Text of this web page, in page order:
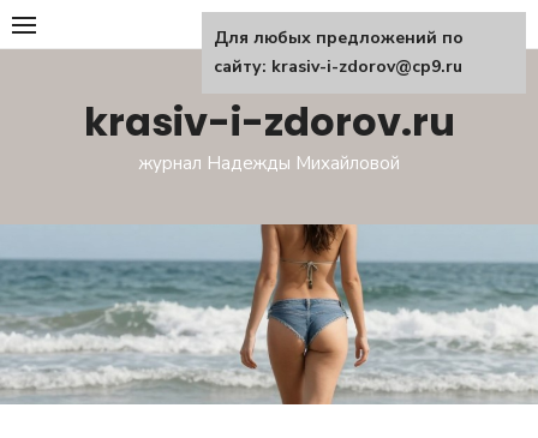
Перейти
к
krasiv-i-zdorov.ru
журнал Надежды Михайловой
Для любых предложений по
сайту: krasiv-i-zdorov@cp9.ru